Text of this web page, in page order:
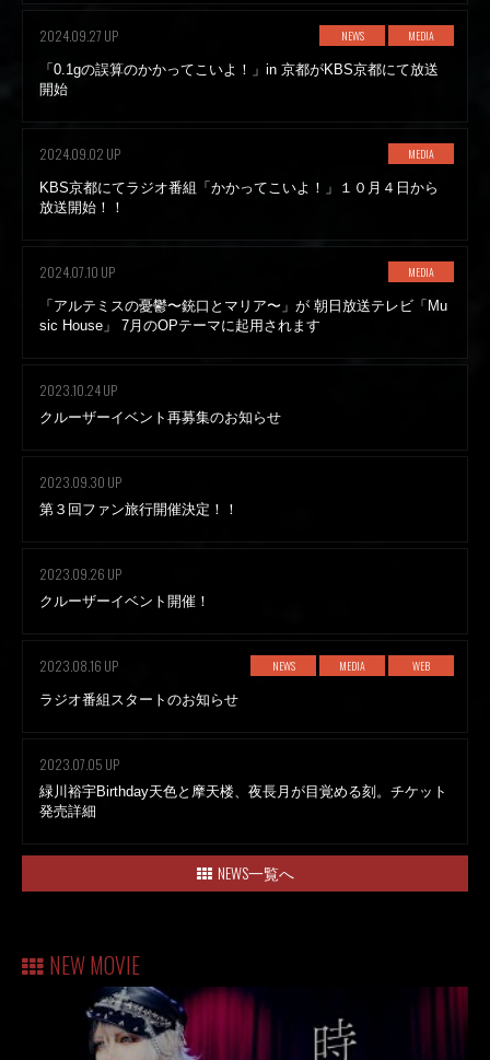
2024.09.27 UP NEWS MEDIA
「0.1gの誤算のかかってこいよ！」in 京都がKBS京都にて放送
開始
2024.09.02 UP MEDIA
KBS京都にてラジオ番組「かかってこいよ！」１０月４日から
放送開始！！
2024.07.10 UP MEDIA
「アルテミスの憂鬱〜銃口とマリア〜」が 朝日放送テレビ「Mu
sic House」 7月のOPテーマに起用されます
2023.10.24 UP
クルーザーイベント再募集のお知らせ
2023.09.30 UP
第３回ファン旅行開催決定！！
2023.09.26 UP
クルーザーイベント開催！
2023.08.16 UP NEWS MEDIA WEB
ラジオ番組スタートのお知らせ
2023.07.05 UP
緑川裕宇Birthday天色と摩天楼、夜長月が目覚める刻。チケット
発売詳細
NEWS一覧へ
NEW MOVIE